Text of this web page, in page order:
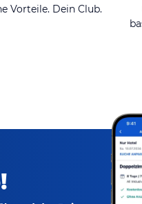
Vorteile. Dein Club.